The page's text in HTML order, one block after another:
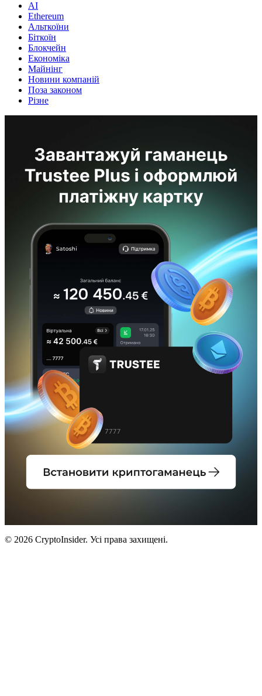
AI
Ethereum
Альткоїни
Біткоїн
Блокчейн
Економіка
Майнінг
Новини компаній
Поза законом
Різне
© 2026 CryptoInsider. Усі права захищені.